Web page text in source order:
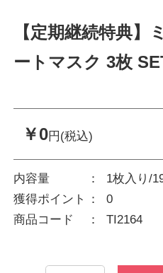
【定期継続特典】
ートマスク 3枚
￥0円(税込)
内容量
1枚入り/
獲得ポイント
0
商品コード
TI2164